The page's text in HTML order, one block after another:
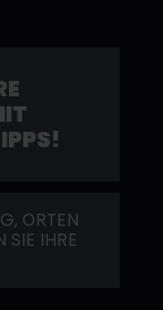
ORTEN
SIE IHRE